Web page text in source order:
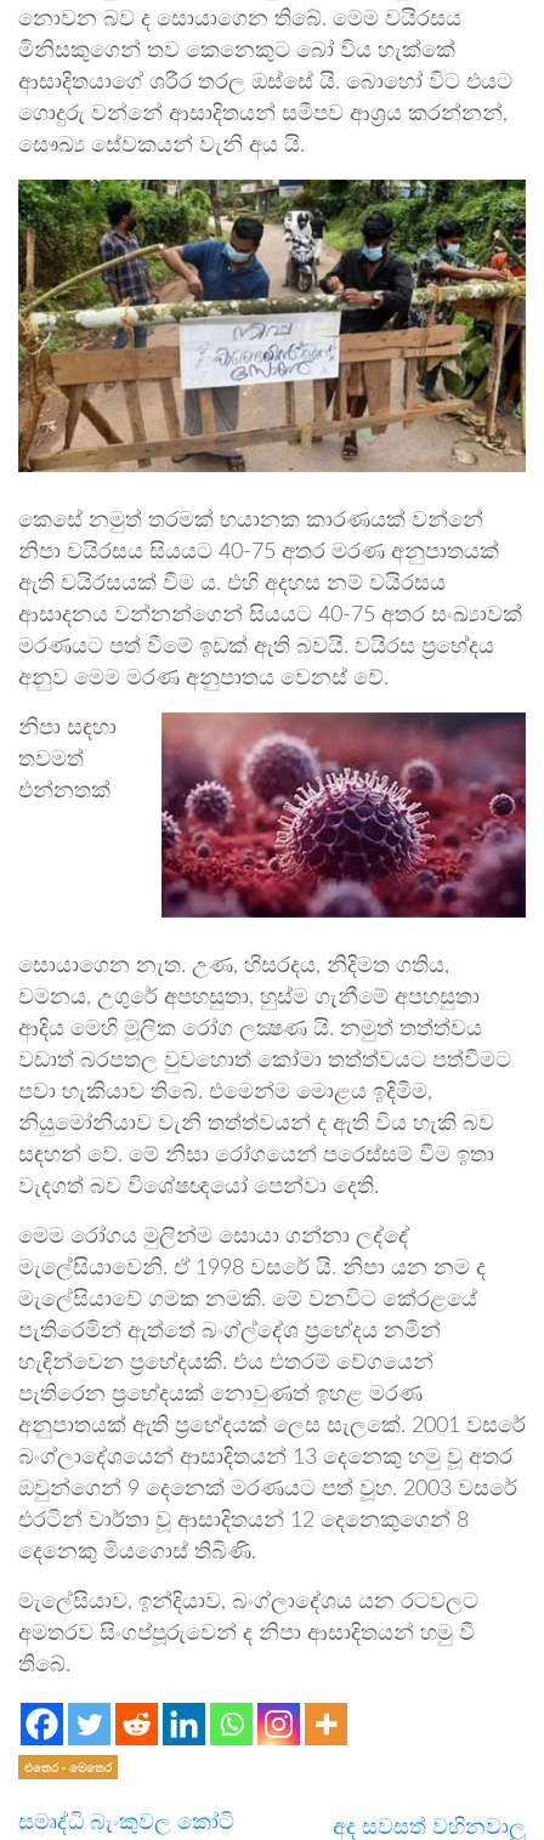
නොවන බව ද සොයාගෙන තිබේ. මෙම වයිරසය
මිනිසකුගෙන් තව කෙනෙකුට බෝ විය හැක්කේ
ආසාදිතයාගේ ශරීර තරල ඔස්සේ යි. බොහෝ විට එයට
ගොදුරු වන්නේ ආසාදිතයන් සමීපව ආශ්‍රය කරන්නන්,
සෞඛ්‍ය සේවකයන් වැනි අය යි.
කෙසේ නමුත් තරමක් භයානක කාරණයක් වන්නේ
නිපා වයිරසය සියයට 40-75 අතර මරණ අනුපාතයක්
ඇති වයිරසයක් වීම ය. එහි අදහස නම් වයිරසය
ආසාදනය වන්නන්ගෙන් සියයට 40-75 අතර සංඛ්‍යාවක්
මරණයට පත් වීමේ ඉඩක් ඇති බවයි. වයිරස ප්‍රභේදය
අනුව මෙම මරණ අනුපාතය වෙනස් වේ.
නිපා සඳහා
තවමත්
එන්නතක්
සොයාගෙන නැත. උණ, හිසරදය, නිදිමත ගතිය,
වමනය, උගුරේ අපහසුතා, හුස්ම ගැනීමේ අපහසුතා
ආදිය මෙහි මූලික රෝග ලක්‍ෂණ යි. නමුත් තත්ත්වය
වඩාත් බරපතල වුවහොත් කෝමා තත්ත්වයට පත්වීමට
පවා හැකියාව තිබේ. එමෙන්ම මොළය ඉදිමීම,
නියුමෝනියාව වැනි තත්ත්වයන් ද ඇති විය හැකි බව
සඳහන් වේ. මේ නිසා රෝගයෙන් පරෙස්සම් වීම ඉතා
වැදගත් බව විශේෂඥයෝ පෙන්වා දෙති.
මෙම රෝගය මුලින්ම සොයා ගන්නා ලද්දේ
මැලේසියාවෙනි. ඒ 1998 වසරේ යි. නිපා යන නම ද
මැලේසියාවේ ගමක නමකි. මේ වනවිට කේරළයේ
පැතිරෙමින් ඇත්තේ බංග්ල්දේශ ප්‍රභේදය නමින්
හැඳින්වෙන ප්‍රභේදයකි. එය එතරම් වේගයෙන්
පැතිරෙන ප්‍රභේදයක් නොවුණත් ඉහළ මරණ
අනුපාතයක් ඇති ප්‍රභේදයක් ලෙස සැලකේ. 2001 වසරේ
බංග්ලාදේශයෙන් ආසාදිතයන් 13 දෙනෙකු හමු වූ අතර
ඔවුන්ගෙන් 9 දෙනෙක් මරණයට පත් වූහ. 2003 වසරේ
එරටින් වාර්තා වූ ආසාදිතයන් 12 දෙනෙකුගෙන් 8
දෙනෙකු මියගොස් තිබිණි.
මැලේසියාව, ඉන්දියාව, බංග්ලාදේශය යන රටවලට
අමතරව සිංගප්පූරුවෙන් ද නිපා ආසාදිතයන් හමු වී
තිබේ.
එතෙර - මෙතෙර
සමෘද්ධි බැංකුවල කෝටි
අද සවසත් වහිනවාලු